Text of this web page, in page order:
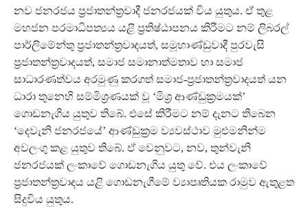
නව ජනරජය ප්‍රජාතන්ත්‍රවාදී ජනරජයක් විය යුතුය. ඒ තුළ
මහජන පරමාධිපත්‍යය යළි ප්‍රතිෂ්ඨාපනය කිරීමට නම් ලිබරල්
පාර්ලිමේන්තු ප්‍රජාතන්ත්‍රවාදයත්, සමූහාණ්ඩුවාදී පුරවැසි
ප්‍රජාතන්ත්‍රවාදයත්, සමාජ සමානාත්මතාව හා සමාජ
සාධාරණත්වය අරමුණු කරගත් සමාජ-ප්‍රජාතන්ත්‍රවාදයත් යන
ධාරා තුනෙහි සම්මිශ්‍රණයක් වූ ‘මිශ්‍ර ආණ්ඩුක්‍රමයක්’
ගොඩනැගිය යුතුව තිබේ. එසේ කිරීමට නම් දැනට තිබෙන
‘දෙවැනි ජනරජයේ’ ආණ්ඩුක්‍රම ව්‍යවස්ථාව මුළුමනින්ම
අවලංගු කළ යුතුව තිබේ. ඒ වෙනුවට, නව, තුන්වැනි
ජනරජයක් ලංකාවේ ගොඩනැගිය යුතු වේ. එය ලංකාවේ
ප්‍රජාතන්ත්‍රවාදය යළි ගොඩනැගීමේ ව්‍යාපෘතියක රාමුව ඇතුළත
සිදුවිය යුතුය.